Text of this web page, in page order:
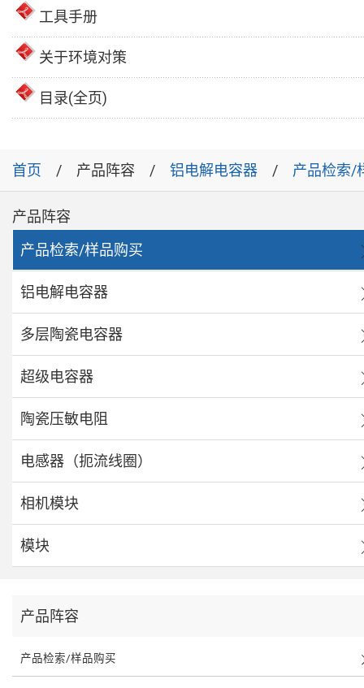
工具手册
关于环境对策
目录(全页)
首页 产品阵容 铝电解电容器 产品检索/
产品阵容
产品检索/样品购买
铝电解电容器
多层陶瓷电容器
超级电容器
陶瓷压敏电阻
电感器（扼流线圈）
相机模块
模块
产品阵容
产品检索/样品购买